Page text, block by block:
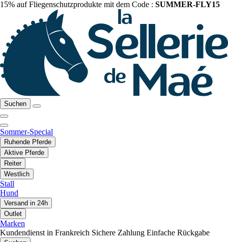
15% auf Fliegenschutzprodukte mit dem Code : SUMMER-FLY15
Suchen
Sommer-Special
Ruhende Pferde
Aktive Pferde
Reiter
Westlich
Stall
Hund
Versand in 24h
Outlet
Marken
Kundendienst in Frankreich Sichere Zahlung Einfache Rückgabe